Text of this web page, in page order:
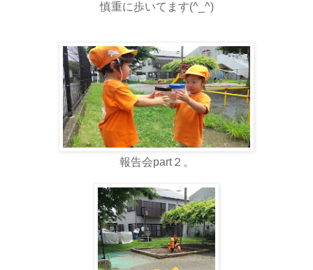
慎重に歩いてます(^_^)
報告会part２。